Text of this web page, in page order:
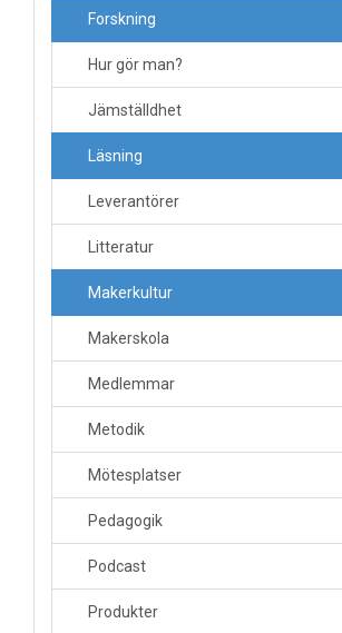
Forskning
Hur gör man?
Jämställdhet
Läsning
Leverantörer
Litteratur
Makerkultur
Makerskola
Medlemmar
Metodik
Mötesplatser
Pedagogik
Podcast
Produkter